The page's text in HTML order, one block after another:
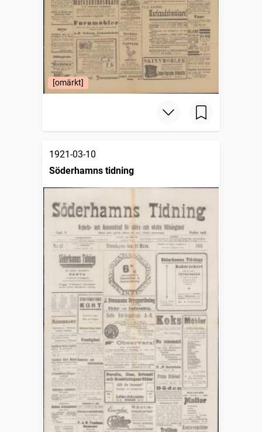
[omärkt]
1921-03-10
Söderhamns tidning